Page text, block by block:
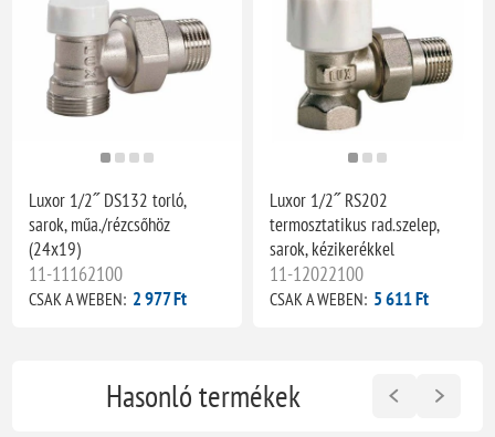
Luxor 1/2˝ DS132 torló,
sarok, műa./rézcsőhöz
(24x19)
11-11162100
CSAK A WEBEN: 2 977 Ft
Luxor 1/2˝ RS202
termosztatikus rad.szelep,
sarok, kézikerékkel
11-12022100
CSAK A WEBEN: 5 611 Ft
Hasonló termékek